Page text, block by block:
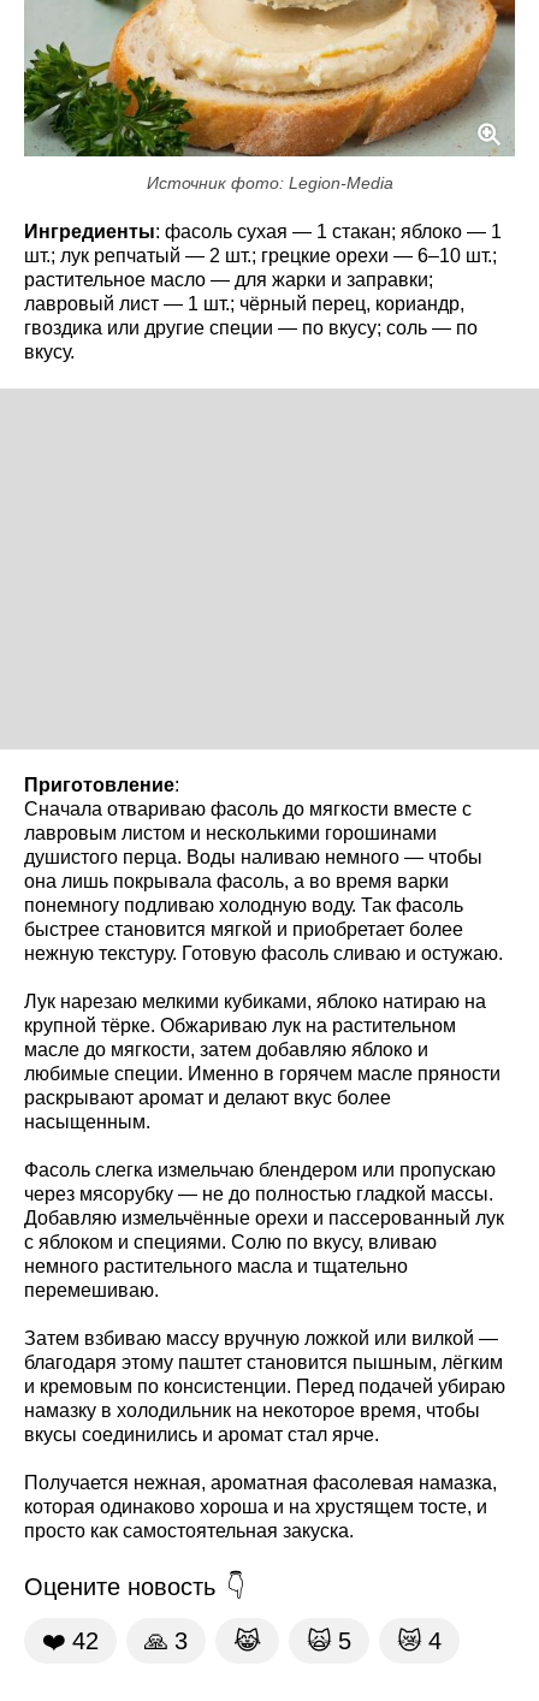
Источник фото: Legion-Media
Ингредиенты: фасоль сухая — 1 стакан; яблоко — 1
шт.; лук репчатый — 2 шт.; грецкие орехи — 6–10 шт.;
растительное масло — для жарки и заправки;
лавровый лист — 1 шт.; чёрный перец, кориандр,
гвоздика или другие специи — по вкусу; соль — по
вкусу.
Приготовление:
Сначала отвариваю фасоль до мягкости вместе с
лавровым листом и несколькими горошинами
душистого перца. Воды наливаю немного — чтобы
она лишь покрывала фасоль, а во время варки
понемногу подливаю холодную воду. Так фасоль
быстрее становится мягкой и приобретает более
нежную текстуру. Готовую фасоль сливаю и остужаю.
Лук нарезаю мелкими кубиками, яблоко натираю на
крупной тёрке. Обжариваю лук на растительном
масле до мягкости, затем добавляю яблоко и
любимые специи. Именно в горячем масле пряности
раскрывают аромат и делают вкус более
насыщенным.
Фасоль слегка измельчаю блендером или пропускаю
через мясорубку — не до полностью гладкой массы.
Добавляю измельчённые орехи и пассерованный лук
с яблоком и специями. Солю по вкусу, вливаю
немного растительного масла и тщательно
перемешиваю.
Затем взбиваю массу вручную ложкой или вилкой —
благодаря этому паштет становится пышным, лёгким
и кремовым по консистенции. Перед подачей убираю
намазку в холодильник на некоторое время, чтобы
вкусы соединились и аромат стал ярче.
Получается нежная, ароматная фасолевая намазка,
которая одинаково хороша и на хрустящем тосте, и
просто как самостоятельная закуска.
Оцените новость
❤️ 42 🙏 3 😹 🙀 5 😿 4